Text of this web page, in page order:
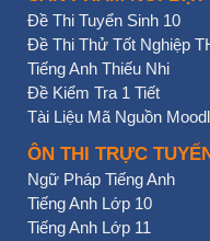
Đề Thi Tuyển Sinh 10
Đề Thi Thử Tốt Nghiệp
Tiếng Anh Thiếu Nhi
Đề Kiểm Tra 1 Tiết
Tài Liệu Mã Nguồn
ÔN THI TRỰC
Ngữ Pháp Tiếng Anh
Tiếng Anh Lớp 10
Tiếng Anh Lớp 11